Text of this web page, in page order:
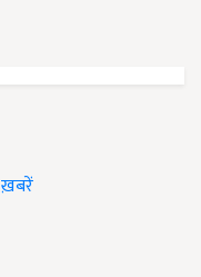
ख़बरें